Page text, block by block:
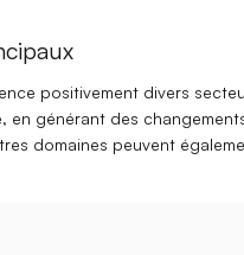
positivementdivers
en générant des
domaines peuvent